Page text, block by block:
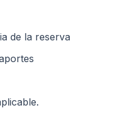
de la reserva